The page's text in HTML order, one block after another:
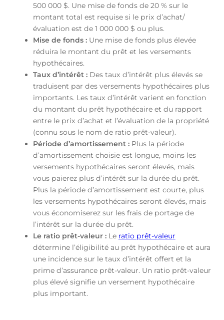
500 000 $. Une mise de fonds de 20 % sur le
montant total est requise si le prix d’achat/
évaluation est de 1 000 000 $ ou plus.
Mise de fonds :Une mise de fonds plus élevée
réduira le montant du prêt et les versements
hypothécaires.
Taux d’intérêt : Des taux d’intérêt plus élevés se
traduisent par des versements hypothécaires plus
importants. Les taux d’intérêt varient en fonction
du montant du prêt hypothécaire et du rapport
entre le prix d’achat et l’évaluation de la propriété
(connu sous le nom de ratio prêt-valeur).
Période d’amortissement : Plus la période
d’amortissement choisie est longue, moins les
versements hypothécaires seront élevés, mais
vous paierez plus d’intérêt sur la durée du prêt.
Plus la période d’amortissement est courte, plus
les versements hypothécaires seront élevés, mais
vous économiserez sur les frais de portage de
l’intérêt sur la durée du prêt.
Le ratio prêt-valeur : Le ratio prêt-valeur
détermine l’éligibilité au prêt hypothécaire et aura
une incidence sur le taux d’intérêt offert et la
prime d’assurance prêt-valeur. Un ratio prêt-valeur
plus élevé signifie un versement hypothécaire
plus important.